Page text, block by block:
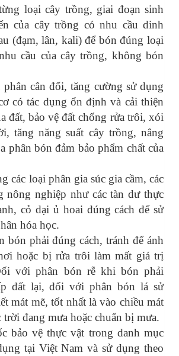
loại cây trồng, giai đoạn sinh
của cây trồng có nhu cầu dinh
(đạm, lân, kali) để bón đúng loại
cầu của cây trồng, không bón
cân đối, tăng cường sử dụng
có tác dụng ổn định và cải thiện
đất, bảo vệ đất chống rửa trôi, xói
tăng năng suất cây trồng, nâng
phân bón đảm bảo phẩm chất của
các loại phân gia súc gia cầm, các
nông nghiệp như các tàn dư thực
cỏ dại ủ hoai đúng cách để sử
hóa học.
bón phải đúng cách, tránh để ánh
hoặc bị rửa trôi làm mất giá trị
với phân bón rễ khi bón phải
đất lại, đối với phân bón lá sử
mát mẽ, tốt nhất là vào chiều mát
đang mưa hoặc chuẩn bị mưa.
bảo vệ thực vật trong danh mục
tại Việt Nam và sử dụng theo